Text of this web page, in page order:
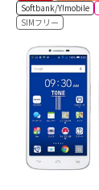
Softbank/Y!mobile
SIMフリー